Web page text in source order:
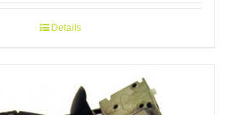
Details